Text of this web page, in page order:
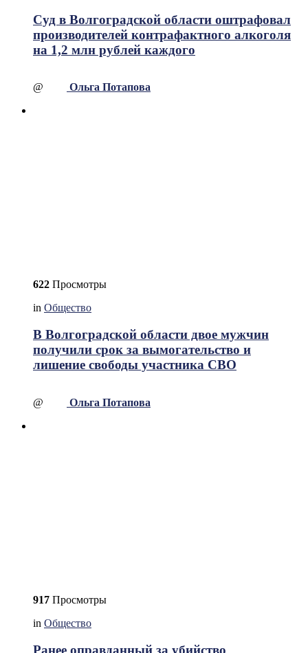
Суд в Волгоградской области оштрафовал
производителей контрафактного алкоголя
на 1,2 млн рублей каждого
@ Ольга Потапова
622 Просмотры
in Общество
В Волгоградской области двое мужчин
получили срок за вымогательство и
лишение свободы участника СВО
@ Ольга Потапова
917 Просмотры
in Общество
Ранее оправданный за убийство